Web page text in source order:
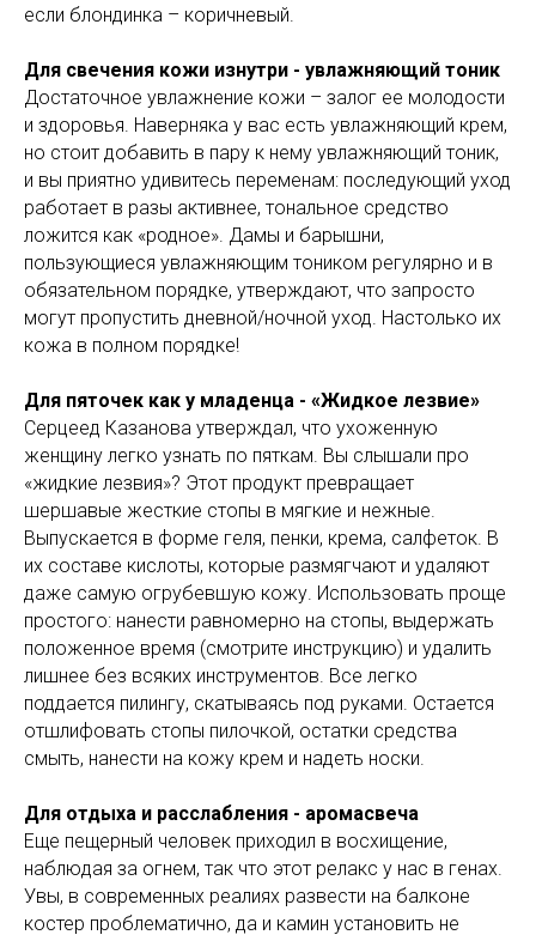
если блондинка – коричневый.
Для свечения кожи изнутри - увлажняющий тоник
Достаточное увлажнение кожи – залог ее молодости
и здоровья. Наверняка у вас есть увлажняющий крем,
но стоит добавить в пару к нему увлажняющий тоник,
и вы приятно удивитесь переменам: последующий уход
работает в разы активнее, тональное средство
ложится как «родное». Дамы и барышни,
пользующиеся увлажняющим тоником регулярно и в
обязательном порядке, утверждают, что запросто
могут пропустить дневной/ночной уход. Настолько их
кожа в полном порядке!
Для пяточек как у младенца - «Жидкое лезвие»
Серцеед Казанова утверждал, что ухоженную
женщину легко узнать по пяткам. Вы слышали про
«жидкие лезвия»? Этот продукт превращает
шершавые жесткие стопы в мягкие и нежные.
Выпускается в форме геля, пенки, крема, салфеток. В
их составе кислоты, которые размягчают и удаляют
даже самую огрубевшую кожу. Использовать проще
простого: нанести равномерно на стопы, выдержать
положенное время (смотрите инструкцию) и удалить
лишнее без всяких инструментов. Все легко
поддается пилингу, скатываясь под руками. Остается
отшлифовать стопы пилочкой, остатки средства
смыть, нанести на кожу крем и надеть носки.
Для отдыха и расслабления - аромасвеча
Еще пещерный человек приходил в восхищение,
наблюдая за огнем, так что этот релакс у нас в генах.
Увы, в современных реалиях развести на балконе
костер проблематично, да и камин установить не